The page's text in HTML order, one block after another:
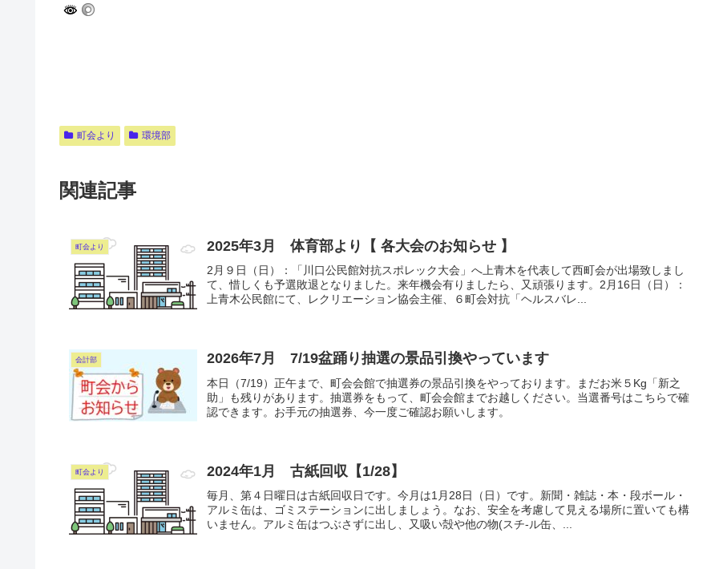
町会より 環境部
関連記事
町会より 2025年3月 体育部より【 各大会のお知らせ 】
2月９日（日）：「川口公民館対抗スポレック大会」へ上青木を代表して西町会が出場致しまし
て、惜しくも予選敗退となりました。来年機会有りましたら、又頑張ります。2月16日（日）：
上青木公民館にて、レクリエーション協会主催、６町会対抗「ヘルスバレ...
会計部 2026年7月 7/19盆踊り抽選の景品引換やっています
本日（7/19）正午まで、町会会館で抽選券の景品引換をやっております。まだお米５Kg「新之
助」も残りがあります。抽選券をもって、町会会館までお越しください。当選番号はこちらで確
認できます。お手元の抽選券、今一度ご確認お願いします。
町会より 2024年1月 古紙回収【1/28】
毎月、第４日曜日は古紙回収日です。今月は1月28日（日）です。新聞・雑誌・本・段ボール・
アルミ缶は、ゴミステーションに出しましょう。なお、安全を考慮して見える場所に置いても構
いません。アルミ缶はつぶさずに出し、又吸い殻や他の物(スチ-ル缶、...